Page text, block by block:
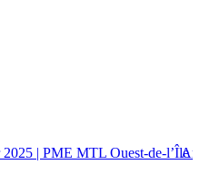
| PME MTL Ouest-de-l’Île